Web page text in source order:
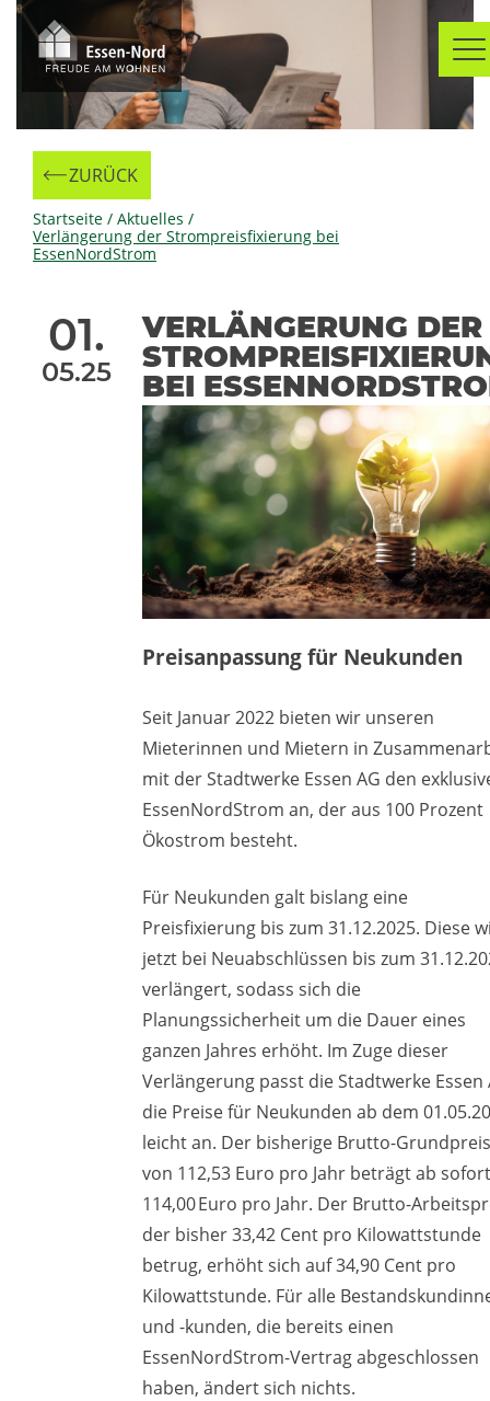
Skip
content
ZURÜCK
Zur
Startseite / Aktuelles /
Verlängerung der Strompreisfixierung bei
EssenNordStrom
01.
05.25
VERLÄNGERUNG DER
BEI
Preisanpassung für Neukunden
Seit Januar 2022 bieten wir unseren
Mieterinnen und Mietern in
mit der Stadtwerke Essen AG den
EssenNordStrom an, der aus 100 Prozent
Ökostrom besteht.
Für Neukunden galt bislang eine
Preisfixierung bis zum 31.12.2025. Diese
jetzt bei Neuabschlüssen bis zum
verlängert, sodass sich die
Planungssicherheit um die Dauer eines
ganzen Jahres erhöht. Im Zuge dieser
Verlängerung passt die Stadtwerke Essen
die Preise für Neukunden ab dem
leicht an. Der bisherige Brutto-Grundpreis
von 112,53 Euro pro Jahr beträgt ab sofort
114,00 Euro pro Jahr. Der Brutto-
der bisher 33,42 Cent pro Kilowattstunde
betrug, erhöht sich auf 34,90 Cent pro
Kilowattstunde. Für alle
und -kunden, die bereits einen
EssenNordStrom-Vertrag abgeschlossen
haben, ändert sich nichts.